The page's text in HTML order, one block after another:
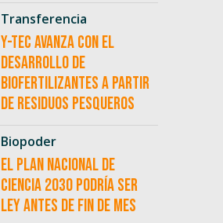
Transferencia
Y-TEC avanza con el
desarrollo de
biofertilizantes a partir
de residuos pesqueros
Biopoder
El Plan Nacional de
Ciencia 2030 podría ser
ley antes de fin de mes